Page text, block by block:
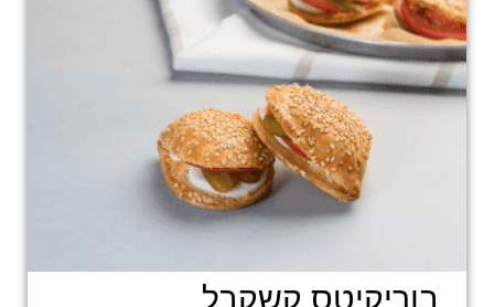
בוריקיטס קשקבל